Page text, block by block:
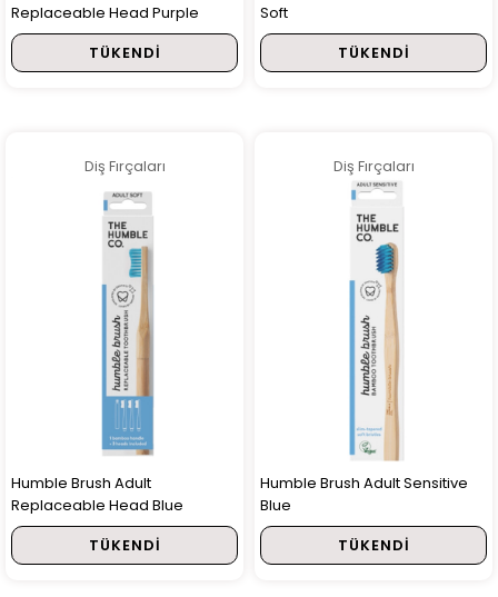
Replaceable Head Purple
TÜKENDI
Soft
TÜKENDI
Diş Fırçaları
Humble Brush Adult
Replaceable Head Blue
TÜKENDI
Diş Fırçaları
Humble Brush Adult Sensitive
Blue
TÜKENDI